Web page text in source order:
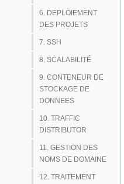
6. DEPLOIEMENT
DES PROJETS
7. SSH
8. SCALABILITÉ
9. CONTENEUR DE
STOCKAGE DE
DONNEES
10. TRAFFIC
DISTRIBUTOR
11. GESTION DES
NOMS DE DOMAINE
12. TRAITEMENT